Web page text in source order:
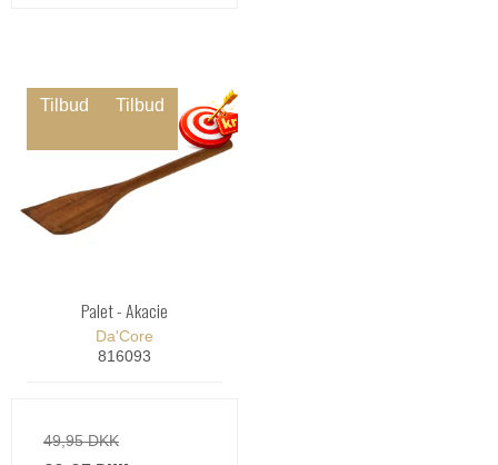
Tilbud Tilbud
Palet - Akacie
Da'Core
816093
49,95 DKK